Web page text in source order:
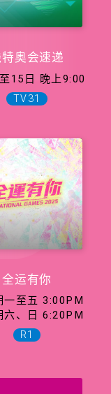
奥会速递
15日 晚上9:00
TV31
全运有你
一至五 3:00PM
六、日 6:20PM
R1